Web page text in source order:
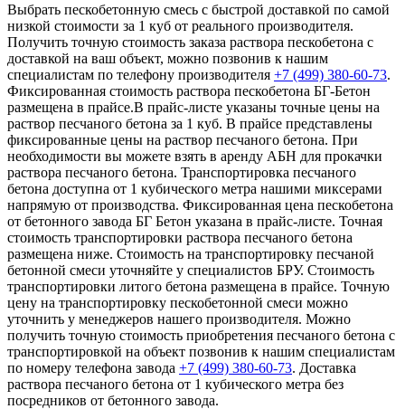
Выбрать пескобетонную смесь с быстрой доставкой по самой
низкой стоимости за 1 куб от реального производителя.
Получить точную стоимость заказа раствора пескобетона с
доставкой на ваш объект, можно позвонив к нашим
специалистам по телефону производителя +7 (499) 380-60-73.
Фиксированная стоимость раствора пескобетона БГ-Бетон
размещена в прайсе.В прайс-листе указаны точные цены на
раствор песчаного бетона за 1 куб. В прайсе представлены
фиксированные цены на раствор песчаного бетона. При
необходимости вы можете взять в аренду АБН для прокачки
раствора песчаного бетона. Транспортировка песчаного
бетона доступна от 1 кубического метра нашими миксерами
напрямую от производства. Фиксированная цена пескобетона
от бетонного завода БГ Бетон указана в прайс-листе. Точная
стоимость транспортировки раствора песчаного бетона
размещена ниже. Стоимость на транспортировку песчаной
бетонной смеси уточняйте у специалистов БРУ. Стоимость
транспортировки литого бетона размещена в прайсе. Точную
цену на транспортировку пескобетонной смеси можно
уточнить у менеджеров нашего производителя. Можно
получить точную стоимость приобретения песчаного бетона с
транспортировкой на объект позвонив к нашим специалистам
по номеру телефона завода +7 (499) 380-60-73. Доставка
раствора песчаного бетона от 1 кубического метра без
посредников от бетонного завода.